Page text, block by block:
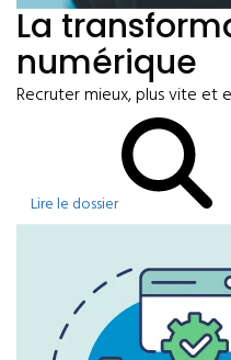
La
numérique
Recruter mieux, plus vite et
Lire le dossier